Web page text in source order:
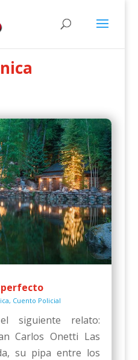
, Cuento Policial
siguiente relato:
Carlos Onetti Las
su pipa entre los